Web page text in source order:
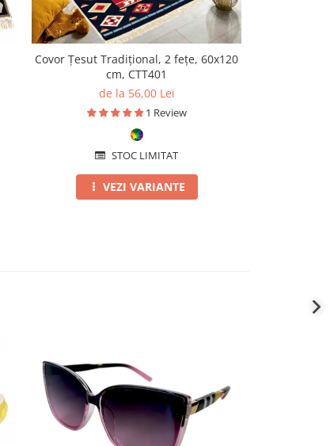
Covor Țesut Tradițional, 2 fețe, 60x120
cm, CTT401
de la 56,00 Lei
1 Review
STOC LIMITAT
VEZI VARIANTE